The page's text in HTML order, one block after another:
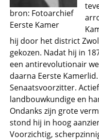
bron: Fotoarchief
Eerste Kamer
hij door het district
gekozen. Nadat hij in
een antirevolutionair
daarna Eerste
Senaatsvoorzitter.
landbouwkundige en
Ondanks zijn grote
stond hij in hoog
Voorzichtig,